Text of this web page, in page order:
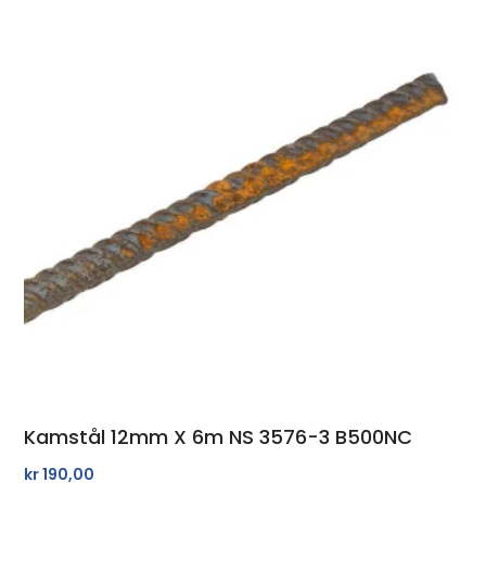
Kamstål 12mm X 6m NS 3576-3 B500NC
kr190,00